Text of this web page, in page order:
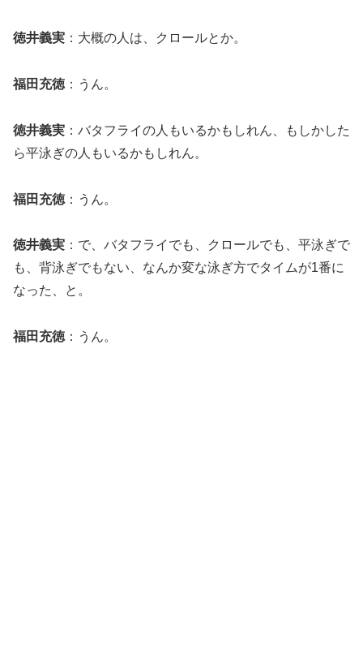
徳井義実 ：大概の人は、クロールとか。
福田充徳：うん。
徳井義実 ：バタフライの人もいるかもしれん、もしかした
ら平泳ぎの人もいるかもしれん。
福田充徳：うん。
徳井義実 ：で、バタフライでも、クロールでも、平泳ぎで
も、背泳ぎでもない、なんか変な泳ぎ方でタイムが1番に
なった、と。
福田充徳：うん。